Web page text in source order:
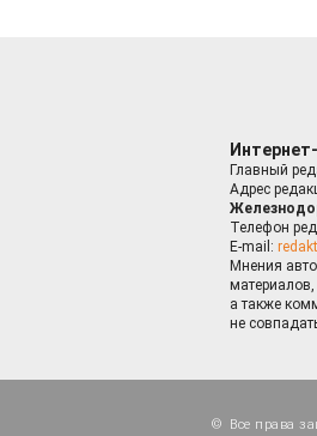
Главный
Адрес
Телефон
E-mail:
Мнения
а также
не
Все права